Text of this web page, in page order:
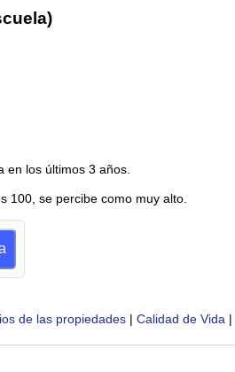
en los últimos 3 años.
100, se percibe como muy alto.
de las propiedades | Calidad de Vida |